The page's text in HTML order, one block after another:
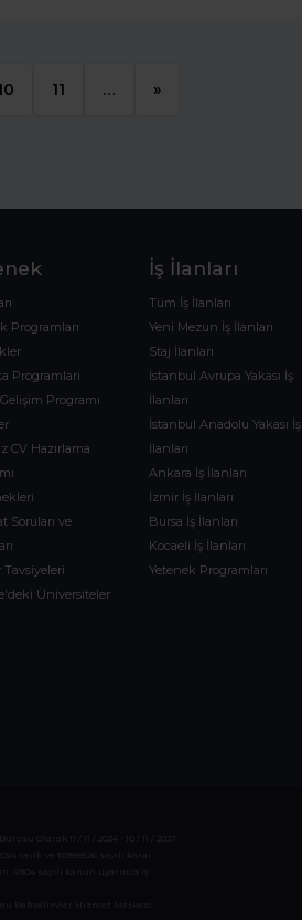
11 … »
Programları
Programları
Programı
CV Hazırlama
Soruları ve
Tavsiyeleri
Üniversiteler
İş İlanları
Tüm İş İlanları
Yeni Mezun İş İlanları
Staj İlanları
İstanbul Avrupa Yakası İş
İlanları
İstanbul Anadolu Yakası İş
İlanları
Ankara İş İlanları
İzmir İş İlanları
Bursa İş İlanları
Kocaeli İş İlanları
Yetenek Programları
Olarak 11 / 11 / 2024 - 10 / 11 / 2027
tarih ve 16998526 sayılı karar
4904 sayılı kanun uyarınca iş
Bahçelievler Hizmet Merkezi